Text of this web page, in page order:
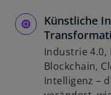
Künstliche
Industrie 4.0,
Blockchain,
Intelligenz –